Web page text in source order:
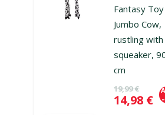
Fantasy Toy
Jumbo Cow,
rustling with
squeaker,
cm
Oriģinālā
19,99 €
Cena
14,98 €